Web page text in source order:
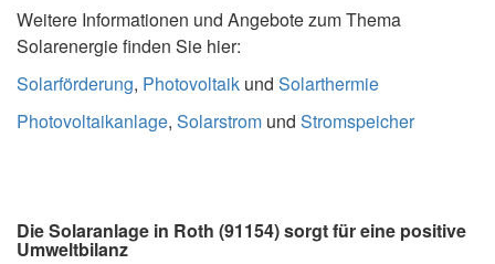
Weitere Informationen und Angebote zum Thema
Solarenergie finden Sie hier:
Solarförderung, Photovoltaik und Solarthermie
Photovoltaikanlage, Solarstrom und Stromspeicher
Die Solaranlage in Roth (91154) sorgt für eine positive
Umweltbilanz